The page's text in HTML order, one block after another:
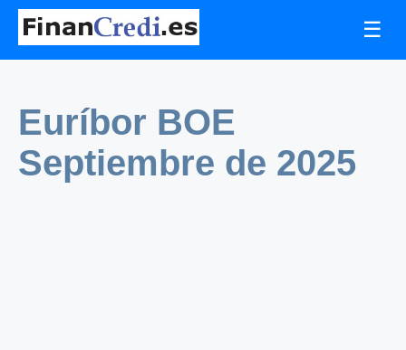
☰
Euríbor BOE
Septiembre de 2025